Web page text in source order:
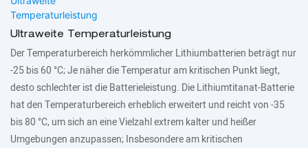
Ultraweite Temperaturleistung
Der Temperaturbereich herkömmlicher Lithiumbatterien beträgt nur
-25 bis 60 °C; Je näher die Temperatur am kritischen Punkt liegt,
desto schlechter ist die Batterieleistung. Die Lithiumtitanat-Batterie
hat den Temperaturbereich erheblich erweitert und reicht von -35
bis 80 °C, um sich an eine Vielzahl extrem kalter und heißer
Umgebungen anzupassen; Insbesondere am kritischen